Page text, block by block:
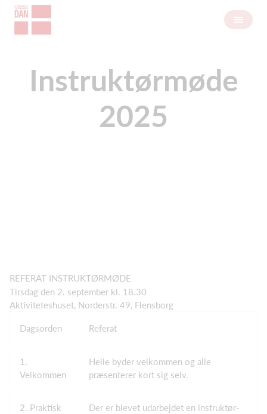
Instruktørmøde
2025
REFERAT INSTRUKTØRMØDE
Tirsdag den 2. september kl. 18.30
Aktiviteteshuset, Norderstr. 49, Flensborg
Dagsorden Referat
1.
Velkommen
Helle byder velkommen og alle
præsenterer kort sig selv.
2. Praktisk
Der er blevet udarbejdet en instruktør-